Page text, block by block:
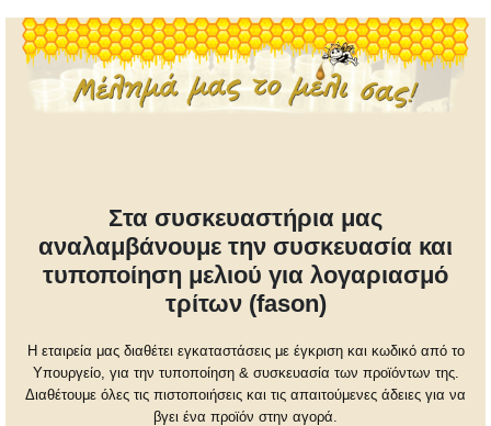
Στα συσκευαστήρια μας
αναλαμβάνουμε την συσκευασία και
τυποποίηση μελιού για λογαριασμό
τρίτων (fason)
Η εταιρεία μας διαθέτει εγκαταστάσεις με έγκριση και κωδικό από το
Υπουργείο, για την τυποποίηση & συσκευασία των προϊόντων της.
Διαθέτουμε όλες τις πιστοποιήσεις και τις απαιτούμενες άδειες για να
βγει ένα προϊόν στην αγορά.